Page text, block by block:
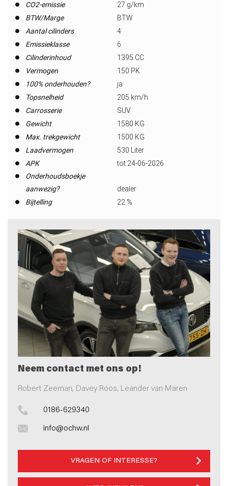
CO2-emissie
27 g/km
BTW/Marge
BTW
Aantal cilinders
4
Emissieklasse
6
Cilinderinhoud
1395 CC
Vermogen
150 PK
100% onderhouden?
ja
Topsnelheid
205 km/h
Carrosserie
SUV
Gewicht
1580 KG
Max. trekgewicht
1500 KG
Laadvermogen
530 Liter
APK
tot 24-06-2026
Onderhoudsboekje
aanwezig?
dealer
Bijtelling
22 %
Neem contact met ons op!
Robert Zeeman, Davey Roos, Leander van Maren
0186-629340
info@ochw.nl
VRAGEN OF INTERESSE?